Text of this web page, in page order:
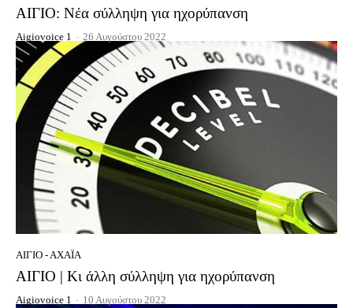
ΑΙΓΙΟ: Νέα σύλληψη για ηχορύπανση
Aigiovoice 1 - 26 Αυγούστου 2022
ΑΊΓΙΟ - ΑΧΑΪ́Α
ΑΙΓΙΟ | Κι άλλη σύλληψη για ηχορύπανση
Aigiovoice 1 - 10 Αυγούστου 2022